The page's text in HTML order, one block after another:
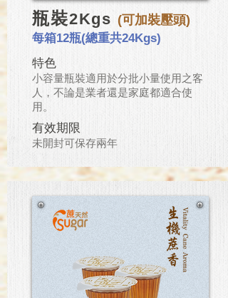
瓶裝2Kgs (可加裝壓頭)
每箱12瓶(總重共24Kgs)
特色
小容量瓶裝適用於分批小量使用之客
人，不論是業者還是家庭都適合使
用。
有效期限
​未開封可保存兩年